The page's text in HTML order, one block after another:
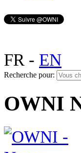
FR- EN
Recherche pour:
OWNI